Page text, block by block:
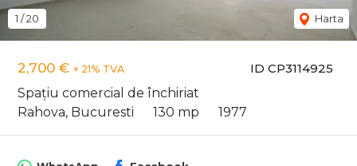
ID CP3114925
2,700 € + 21% TVA
Spațiu comercial de închiriat
Rahova, Bucuresti
130 mp 1977
1 /20 Harta